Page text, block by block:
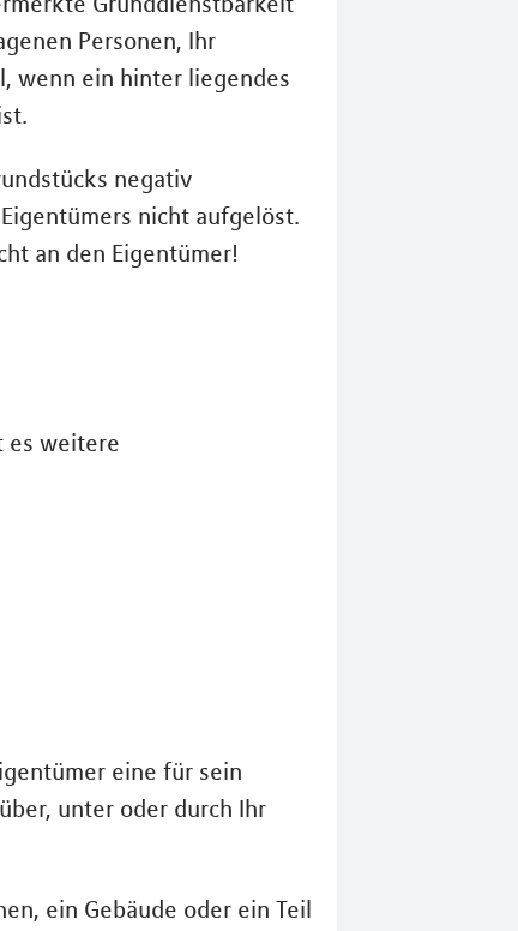
Personen, Ihr
wenn ein hinter liegendes
negativ
nicht aufgelöst.
an den Eigentümer!
es weitere
eine für sein
unter oder durch Ihr
ein Gebäude oder ein Teil